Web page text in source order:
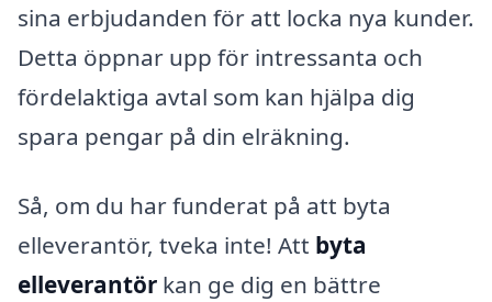
sina erbjudanden för att locka nya kunder.
Detta öppnar upp för intressanta och
fördelaktiga avtal som kan hjälpa dig
spara pengar på din elräkning.
Så, om du har funderat på att byta
elleverantör, tveka inte! Att byta
elleverantör kan ge dig en bättre